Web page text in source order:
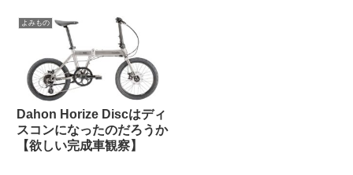
い上質なミニベロ】
よみもの
Dahon Horize Discはディ
スコンになったのだろうか
【欲しい完成車観察】